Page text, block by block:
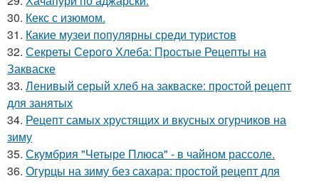
30. Кекс с изюмом.
31. Какие музеи популярны среди туристов
32. Секреты Серого Хлеба: Простые Рецепты на
Закваске
33. Ленивый серый хлеб на закваске: простой рецепт
для занятых
34. Рецепт самых хрустящих и вкусных огурчиков на
зиму
35. Скумбрия "Четыре Плюса" - в чайном рассоле.
36. Огурцы на зиму без сахара: простой рецепт для